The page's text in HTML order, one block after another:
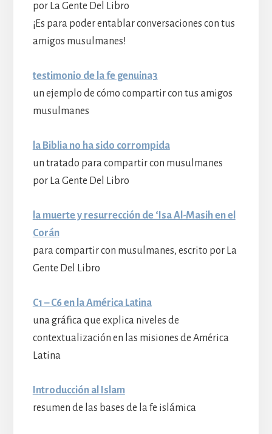
por La Gente Del Libro
¡Es para poder entablar conversaciones con tus
amigos musulmanes!
testimonio de la fe genuina3
un ejemplo de cómo compartir con tus amigos
musulmanes
la Biblia no ha sido corrompida
un tratado para compartir con musulmanes
por La Gente Del Libro
la muerte y resurrección de ‘Isa Al-Masih en el
Corán
para compartir con musulmanes, escrito por La
Gente Del Libro
C1 – C6 en la América Latina
una gráfica que explica niveles de
contextualización en las misiones de América
Latina
Introducción al Islam
resumen de las bases de la fe islámica